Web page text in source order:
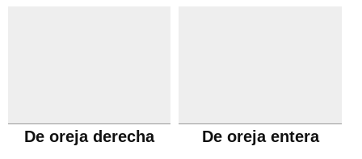
De oreja derecha De oreja entera